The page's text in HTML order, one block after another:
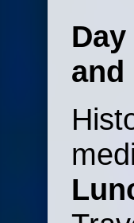
and